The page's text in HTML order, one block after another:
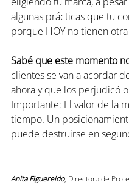
algunas prácticas que tu
porque HOY no tienen
Sabé que este momento
clientes se van a acordar
ahora y que los perjudicó
Importante: El valor de la
tiempo. Un
puede destruirse en
Anita Figuereido, Directora de